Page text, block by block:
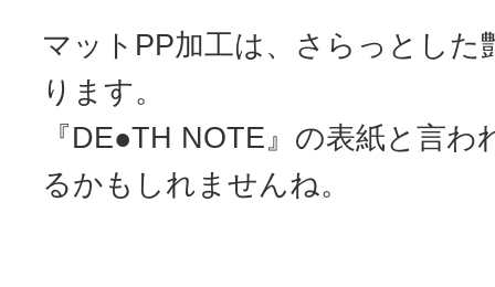
マットPP加工は、さらっとした
ります。
『DE●TH NOTE』の表紙と言
るかもしれませんね。